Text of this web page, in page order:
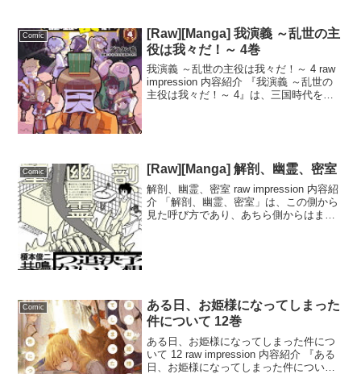
Comic
[Raw][Manga] 我演義 ～乱世の主
役は我々だ！～ 4巻
我演義 ～乱世の主役は我々だ！～ 4 raw
impression 内容紹介 『我演義 ～乱世の
主役は我々だ！～ 4』は、三国時代を舞
Comic [Raw][Manga] 解剖、幽霊、密室
解剖、幽霊、密室 raw impression 内容紹
介 「解剖、幽霊、密室」は、この側から
見た呼び方であり、あちら側からはまっ
Comic
ある日、お姫様になってしまった
件について 12巻
ある日、お姫様になってしまった件につ
いて 12 raw impression 内容紹介 『ある
日、お姫様になってしまった件について